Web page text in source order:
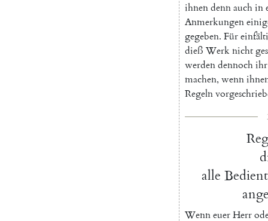
ihnendennauchin
Anmerkungen
gegeben. Für
dieß Werknicht
werdendennochihr
machen, wenn
Regeln
alle
WenneuerHerr